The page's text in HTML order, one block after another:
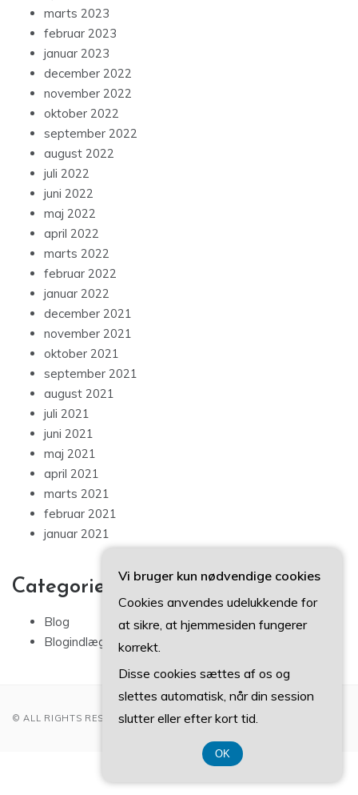
marts 2023
februar 2023
januar 2023
december 2022
november 2022
oktober 2022
september 2022
august 2022
juli 2022
juni 2022
maj 2022
april 2022
marts 2022
februar 2022
januar 2022
december 2021
november 2021
oktober 2021
september 2021
august 2021
juli 2021
juni 2021
maj 2021
april 2021
marts 2021
februar 2021
januar 2021
Categories
Blog
Blogindlæg
© ALL RIGHTS RESERVED 2022
Vi bruger kun nødvendige cookies
Cookies anvendes udelukkende for
at sikre, at hjemmesiden fungerer
korrekt.
Disse cookies sættes af os og
slettes automatisk, når din session
slutter eller efter kort tid.
OK